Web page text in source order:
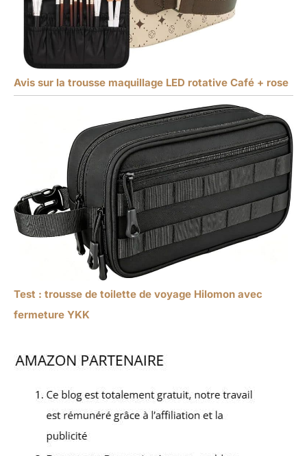
Avis sur la trousse maquillage LED rotative Café + rose
Test : trousse de toilette de voyage Hilomon avec
fermeture YKK